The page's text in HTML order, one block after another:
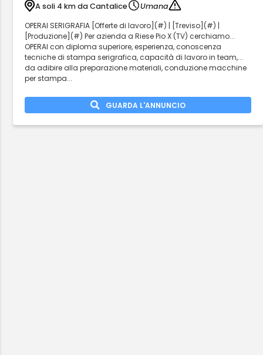
A soli 4 km da Cantalice
Umana
OPERAI SERIGRAFIA [Offerte di lavoro](#) | [Treviso](#) |
[Produzione](#) Per azienda a Riese Pio X (TV) cerchiamo...
OPERAI con diploma superiore, esperienza, conoscenza
tecniche di stampa serigrafica, capacità di lavoro in team,...
da adibire alla preparazione materiali, conduzione macchine
per stampa...
GUARDA L'ANNUNCIO